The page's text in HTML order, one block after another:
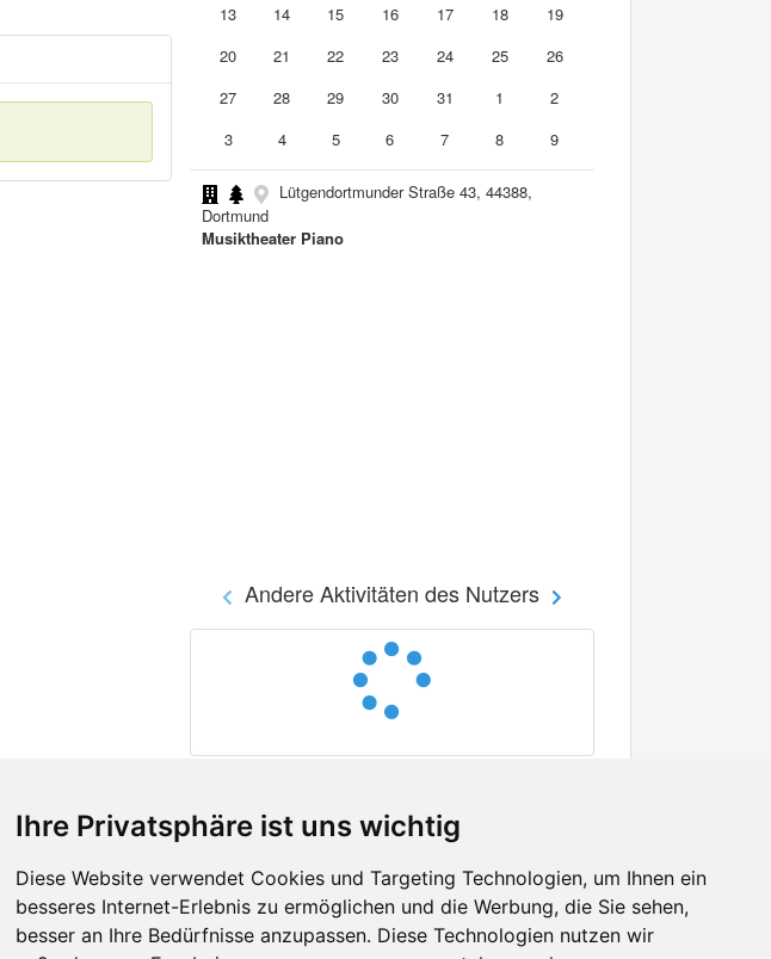
Ihre Privatsphäre ist uns wichtig
Diese Website verwendet Cookies und Targeting Technologien, um Ihnen ein
besseres Internet-Erlebnis zu ermöglichen und die Werbung, die Sie sehen,
besser an Ihre Bedürfnisse anzupassen. Diese Technologien nutzen wir
13
14 15 16 17 18
19
20
21 22 23 24 25
26
27
28 29 30 31 1
2
3
4 5 6 7 8 9
Lütgendortmunder Straße 43, 44388,
Dortmund
Musiktheater Piano
Andere Aktivitäten des Nutzers
Kontakt
Feedback
Facebook
Twitter